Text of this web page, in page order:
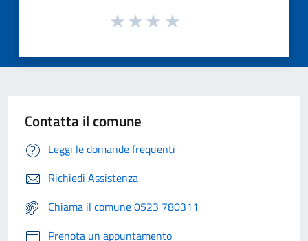
Contatta il comune
Leggi le domande frequenti
Richiedi Assistenza
Chiama il comune 0523 780311
Prenota un appuntamento